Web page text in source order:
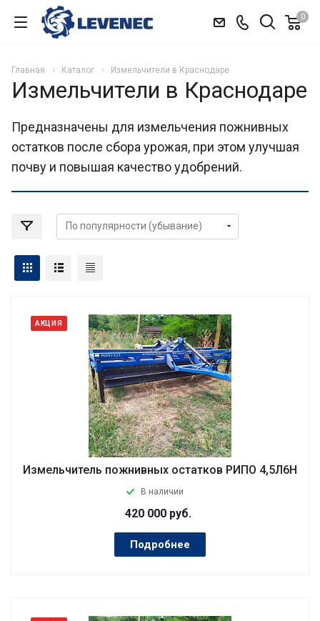
0
Главная Каталог Измельчители в Краснодаре
Измельчители в Краснодаре
Предназначены для измельчения пожнивных
остатков после сбора урожая, при этом улучшая
почву и повышая качество удобрений.
АКЦИЯ
Измельчитель пожнивных остатков РИПО 4,5Л6Н
В наличии
420 000 руб.
Подробнее